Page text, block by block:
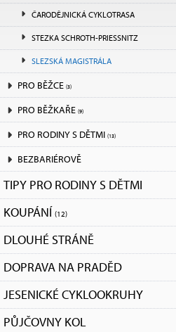
ČARODĚJNICKÁ CYKLOTRASA
STEZKA SCHROTH-PRIESSNITZ
SLEZSKÁ MAGISTRÁLA
PRO BĚŽCE (3)
PRO BĚŽKAŘE (9)
PRO RODINY S DĚTMI (13)
BEZBARIÉROVĚ
TIPY PRO RODINY S DĚTMI
KOUPÁNÍ (12)
DLOUHÉ STRÁNĚ
DOPRAVA NA PRADĚD
JESENICKÉ CYKLOOKRUHY
PŮJČOVNY KOL